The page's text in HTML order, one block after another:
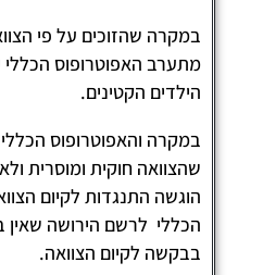
שהזוכים על פי הצוואה הם
האפוטרופוס הכללי על מנת
הקטינים.
והאפוטרופוס הכללי מגיע
חוקית ומוסרית ולא נפלו
התנגדות לקיום הצוואה,
לרשם הירושה שאין בדעתו
לקיום הצוואה.